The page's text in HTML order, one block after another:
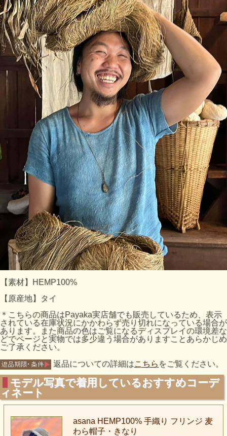
【素材】HEMP100%
【原産地】タイ
＊こちらの商品はPayaka実店舗でも販売しているため、表示
されている在庫状況にかかわらず売り切れになっている場合が
あります。また商品の色はご覧になるディスプレイの環境差な
どでページと実物では多少違う場合がありますことあらかじめ
ご了承ください。
返品についての詳細はこちら をご覧ください。
モデル写真で着用しているおすすめコーデ
ィネート
asana HEMP100% 手織り フリンジ 麦
わら帽子・きなり